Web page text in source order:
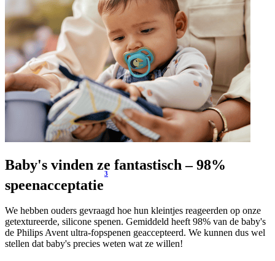
Baby's vinden ze fantastisch – 98%
speenacceptatie
3
We hebben ouders gevraagd hoe hun kleintjes reageerden op onze
getextureerde, silicone spenen. Gemiddeld heeft 98% van de baby's
de Philips Avent ultra-fopspenen geaccepteerd. We kunnen dus wel
stellen dat baby's precies weten wat ze willen!